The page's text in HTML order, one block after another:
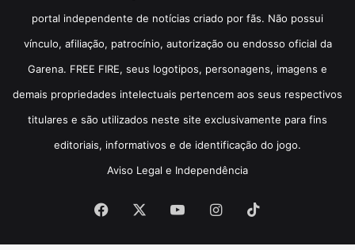
portal independente de notícias criado por fãs. Não possui
vínculo, afiliação, patrocínio, autorização ou endosso oficial da
Garena. FREE FIRE, seus logotipos, personagens, imagens e
demais propriedades intelectuais pertencem aos seus respectivos
titulares e são utilizados neste site exclusivamente para fins
editoriais, informativos e de identificação do jogo.
Aviso Legal e Independência
Facebook YouTubeInstagram